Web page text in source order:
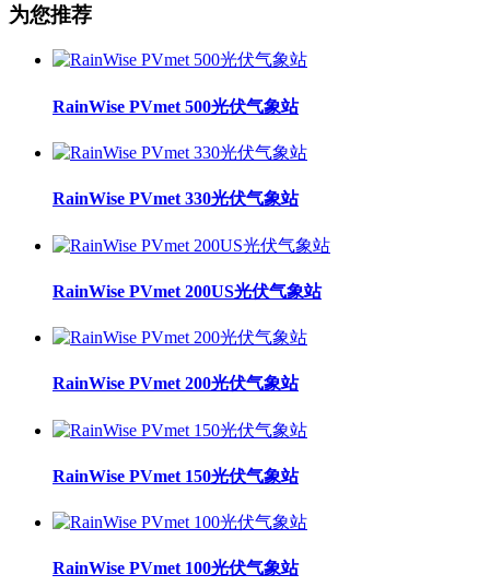
为您推荐
RainWise PVmet 500光伏气象站
RainWise PVmet 330光伏气象站
RainWise PVmet 200US光伏气象站
RainWise PVmet 200光伏气象站
RainWise PVmet 150光伏气象站
RainWise PVmet 100光伏气象站